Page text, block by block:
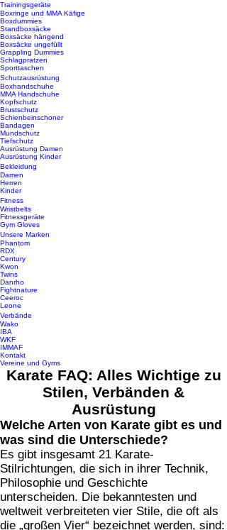
Trainingsgeräte
Boxringe und MMA Käfige
Boxdummies
Standboxsäcke
Boxsäcke hängend
Boxsäcke ungefüllt
Grappling Dummies
Schlagpratzen
Sporttaschen
Schutzausrüstung
Boxhandschuhe
MMA Handschuhe
Kopfschutz
Brustschutz
Schienbeinschoner
Bandagen
Mundschutz
Tiefschutz
Ausrüstung Damen
Ausrüstung Kinder
Bekleidung
Damen
Herren
Kinder
Fitness
Wristbelts
Fitnessgeräte
Gym Gloves
Unsere Marken
Phantom
RDX
Century
Kwon
Twins
Danrho
Fightnature
Ceeroc
Leone
Verbände
Wako
IBA
WKF
IMMAF
Kontakt
Vereine und Gyms
Karate FAQ: Alles Wichtige zu
Stilen, Verbänden &
Ausrüstung
Welche Arten von Karate gibt es und
was sind die Unterschiede?
Es gibt insgesamt 21 Karate-
Stilrichtungen, die sich in ihrer Technik,
Philosophie und Geschichte
unterscheiden. Die bekanntesten und
weltweit verbreiteten vier Stile, die oft als
die „großen Vier“ bezeichnet werden, sind: